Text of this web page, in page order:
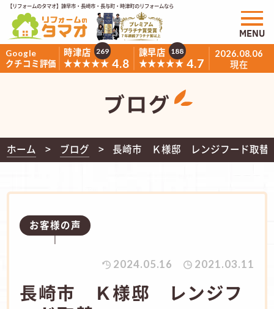
【リフォームのタマオ】諫早市・長崎市・長与町・時津町のリフォームなら
Google
クチコミ評価
時津店
★★★★★ 4.8
269
諫早店
★★★★★ 4.7
188 2026.08.06
現在
MENU
ブログ
ホーム ブログ 長崎市 Ｋ様邸 レンジフード取替
お客様の声
2024.05.16 2021.03.11
長崎市 Ｋ様邸 レンジフ